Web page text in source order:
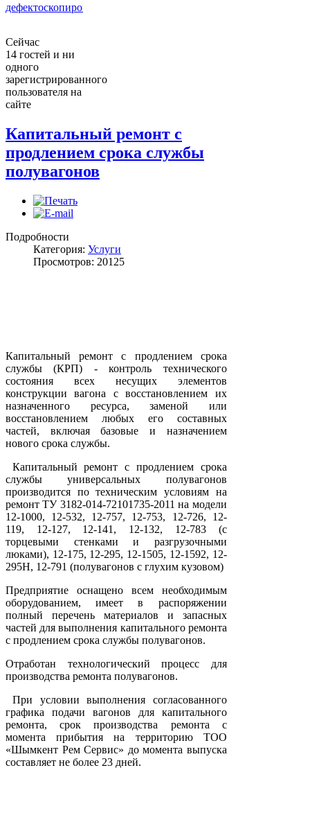
дефектоскопирование
Сейчас
14 гостей и ни
одного
зарегистрированного
пользователя на
сайте
Капитальный ремонт с
продлением срока службы
полувагонов
Подробности
Категория: Услуги
Просмотров: 20125
Капитальный ремонт с продлением срока
службы (КРП) - контроль технического
состояния всех несущих элементов
конструкции вагона с восстановлением их
назначенного ресурса, заменой или
восстановлением любых его составных
частей, включая базовые и назначением
нового срока службы.
Капитальный ремонт с продлением срока
службы универсальных полувагонов
производится по техническим условиям на
ремонт ТУ 3182-014-72101735-2011 на модели
12-1000, 12-532, 12-757, 12-753, 12-726, 12-
119, 12-127, 12-141, 12-132, 12-783 (с
торцевыми стенками и разгрузочными
люками), 12-175, 12-295, 12-1505, 12-1592, 12-
295Н, 12-791 (полувагонов с глухим кузовом)
Предприятие оснащено всем необходимым
оборудованием, имеет в распоряжении
полный перечень материалов и запасных
частей для выполнения капитального ремонта
с продлением срока службы полувагонов.
Отработан технологический процесс для
производства ремонта полувагонов.
При условии выполнения согласованного
графика подачи вагонов для капитального
ремонта, срок производства ремонта с
момента прибытия на территорию ТОО
«Шымкент Рем Сервис» до момента выпуска
составляет не более 23 дней.